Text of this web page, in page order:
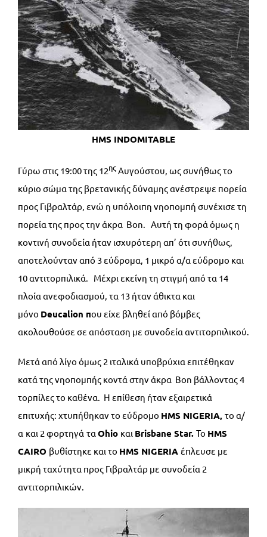
HMS INDOMITABLE
Γύρω στις 19:00 της 12ηςΑυγούστου, ως συνήθως το
κύριο σώμα της βρετανικής δύναμης ανέστρεψε πορεία
προς Γιβραλτάρ, ενώ η υπόλοιπη νηοπομπή συνέχισε τη
πορεία της προς την άκρα Bon. Αυτή τη φορά όμως η
κοντινή συνοδεία ήταν ισχυρότερη απ’ ότι συνήθως,
αποτελούνταν από 3 εύδρομα, 1 μικρό α/α εύδρομο και
10 αντιτορπιλικά. Μέχρι εκείνη τη στιγμή από τα 14
πλοία ανεφοδιασμού, τα 13 ήταν άθικτα και
μόνο Deucalion που είχε βληθεί από βόμβες
ακολουθούσε σε απόσταση με συνοδεία αντιτορπιλικού.
Μετά από λίγο όμως 2 ιταλικά υποβρύχια επιτέθηκαν
κατά της νηοπομπής κοντά στην άκρα Bon βάλλοντας 4
τορπίλες το καθένα. Η επίθεση ήταν εξαιρετικά
επιτυχής: χτυπήθηκαν το εύδρομο HMS NIGERIA, το α/
α και 2 φορτηγά τα Ohio και Brisbane Star. Το HMS
CAIRO βυθίστηκε και το HMS NIGERIA έπλευσε με
μικρή ταχύτητα προς Γιβραλτάρ με συνοδεία 2
αντιτορπιλικών.